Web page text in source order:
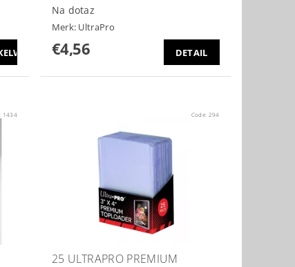
Na dotaz
Merk: UltraPro
€4,56 DETAIL
1434 Code: 294
25 ULTRAPRO PREMIUM